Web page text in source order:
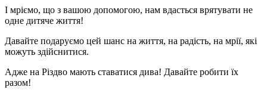
І мріємо, що з вашою допомогою, нам вдасться врятувати не
одне дитяче життя!
Давайте подаруємо цей шанс на життя, на радість, на мрії, які
можуть здійснитися.
Адже на Різдво мають ставатися дива! Давайте робити їх
разом!